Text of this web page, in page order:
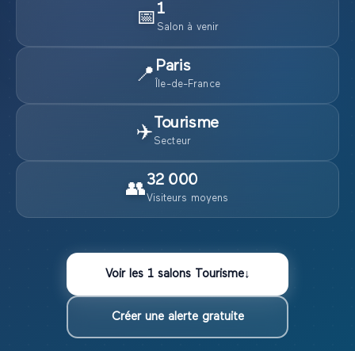
📅 1
Salon à venir
📍Paris
Île-de-France
✈️Tourisme
Secteur
👥32 000
Visiteurs moyens
Voir les 1salons Tourisme↓
Créer une alerte gratuite